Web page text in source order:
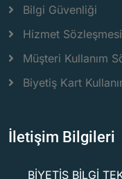
Bilgi Güvenliği
Hizmet Sözleşmesi
Müşteri Kullanım
Biyetiş Kart
İletişim Bilgileri
BİYETİŞ BİLGİ